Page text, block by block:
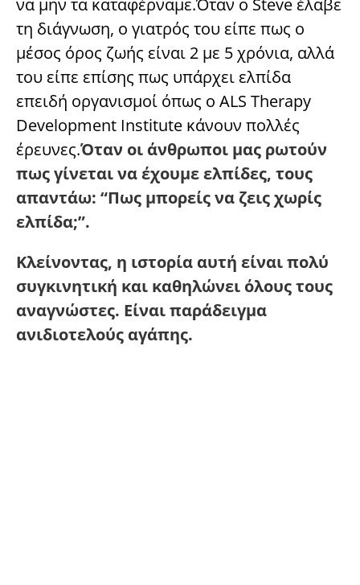
να μην τα καταφέρναμε.Όταν ο Steve έλαβε
τη διάγνωση, ο γιατρός του είπε πως ο
μέσος όρος ζωής είναι 2 με 5 χρόνια, αλλά
του είπε επίσης πως υπάρχει ελπίδα
επειδή οργανισμοί όπως ο ALS Therapy
Development Institute κάνουν πολλές
έρευνες.Όταν οι άνθρωποι μας ρωτούν
πως γίνεται να έχουμε ελπίδες, τους
απαντάω: “Πως μπορείς να ζεις χωρίς
ελπίδα;”.
Κλείνοντας, η ιστορία αυτή είναι πολύ
συγκινητική και καθηλώνει όλους τους
αναγνώστες. Είναι παράδειγμα
ανιδιοτελούς αγάπης.